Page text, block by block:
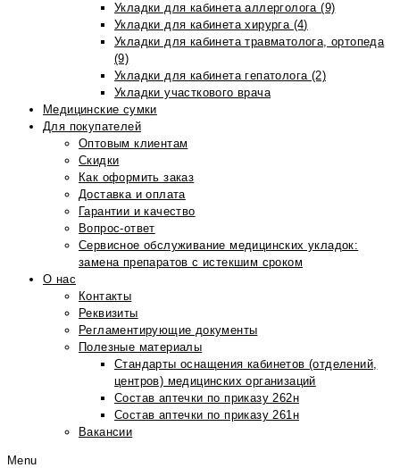
Укладки для кабинета аллерголога (9)
Укладки для кабинета хирурга (4)
Укладки для кабинета травматолога, ортопеда
(9)
Укладки для кабинета гепатолога (2)
Укладки участкового врача
Медицинские сумки
Для покупателей
Оптовым клиентам
Скидки
Как оформить заказ
Доставка и оплата
Гарантии и качество
Вопрос-ответ
Сервисное обслуживание медицинских укладок:
замена препаратов с истекшим сроком
О нас
Контакты
Реквизиты
Регламентирующие документы
Полезные материалы
Стандарты оснащения кабинетов (отделений,
центров) медицинских организаций
Состав аптечки по приказу 262н
Состав аптечки по приказу 261н
Вакансии
Menu